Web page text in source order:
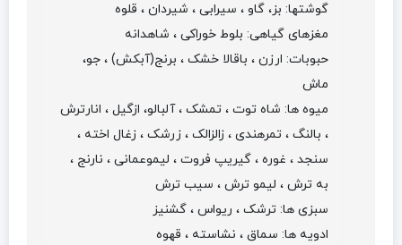
گوشتها: بز، گاو ، سیرابی ، شیردان ، قلوه
مغزهای گیاهی: بلوط خوراکی ، شاهدانه
حبوبات: ارزن ، باقالا خشک ، برنج(آبکش) ، جو،
ماش
میوه ها: شاه توت ، تمشک ، آلبالو، ازگیل ، انارترش
، بالنگ ، تمرهندی ، زالزالک ، زرشک ، زغال اخته ،
سنجد ، غوره ، گیریپ فروت ، لیموعمانی ، نارنج ،
به ترش ، لیمو ترش ، سیب ترش
سبزی ها: ترشک ، ریواس ، گشنیز
ادویه ها: سماق ، نشاسته ، قهوه